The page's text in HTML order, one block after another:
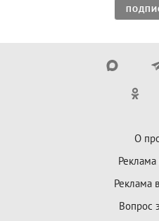
О
Реклама
Реклама
Вопрос